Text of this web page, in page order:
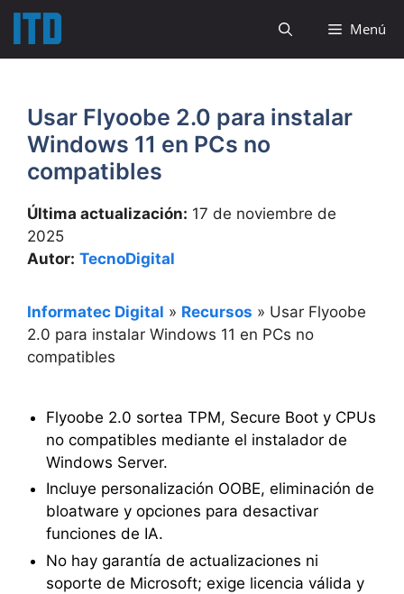
Saltar
contenido
Menú
Usar Flyoobe 2.0 para instalar
Windows 11 en PCs no
compatibles
Última actualización: 17 de noviembre de
2025
Autor: TecnoDigital
Informatec Digital » Recursos » Usar Flyoobe
2.0 para instalar Windows 11 en PCs no
compatibles
Flyoobe 2.0 sortea TPM, Secure Boot y CPUs
no compatibles mediante el instalador de
Windows Server.
Incluye personalización OOBE, eliminación de
bloatware y opciones para desactivar
funciones de IA.
No hay garantía de actualizaciones ni
soporte de Microsoft; exige licencia válida y